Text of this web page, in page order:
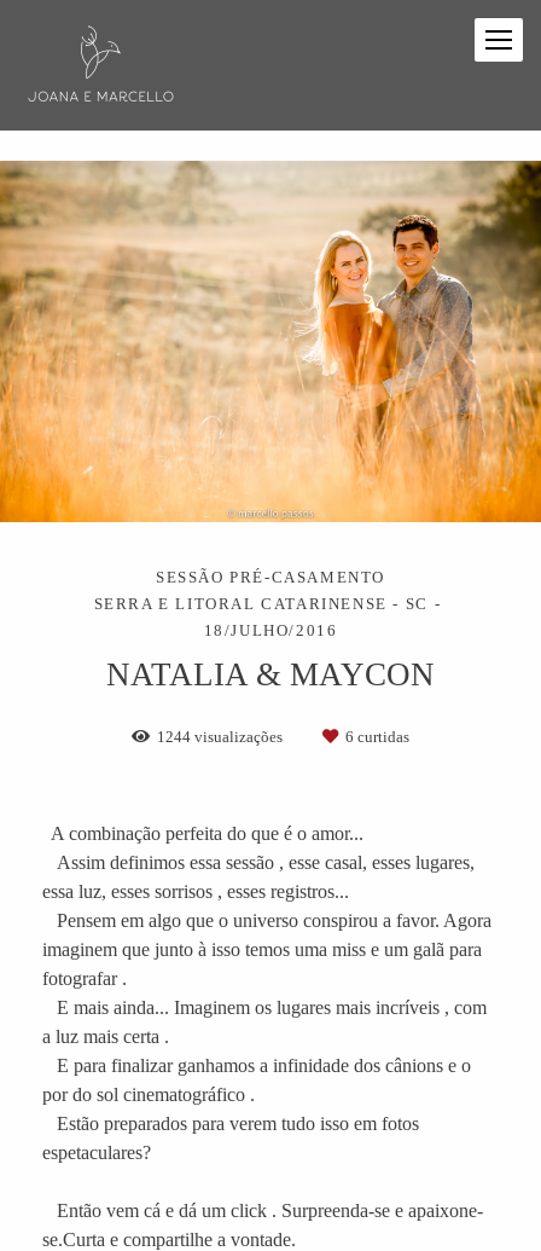
SESSÃO PRÉ-CASAMENTO
SERRA E LITORAL CATARINENSE - SC
18/JULHO/2016
NATALIA & MAYCON
1244 visualizações 6 curtidas
A combinação perfeita do que é o amor...
Assim definimos essa sessão , esse casal, esses lugares,
essa luz, esses sorrisos , esses registros...
Pensem em algo que o universo conspirou a favor. Agora
imaginem que junto à isso temos uma miss e um galã para
fotografar .
E mais ainda... Imaginem os lugares mais incríveis , com
a luz mais certa .
E para finalizar ganhamos a infinidade dos cânions e o
por do sol cinematográfico .
Estão preparados para verem tudo isso em fotos
espetaculares?
Então vem cá e dá um click . Surpreenda-se e apaixone-
se.Curta e compartilhe a vontade.